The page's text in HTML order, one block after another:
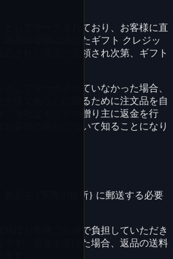
としてマークされており、お客様に直
返品の金額に応じたギフト クレジッ
品された商品が受領され次第、ギフト
としてマークされていなかった場合、
が後であなたに贈るために注文品を自
、当社はギフトの贈り主に返金を行
お客様の返品について知ることになり
製品を {実際の住所} に郵送する必要
料はお客様ご自身で負担していただき
です。返金を受けた場合、返品の送料